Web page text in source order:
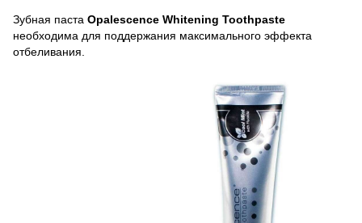
Зубная паста Opalescence Whitening Toothpaste
необходима для поддержания максимального эффекта
отбеливания.